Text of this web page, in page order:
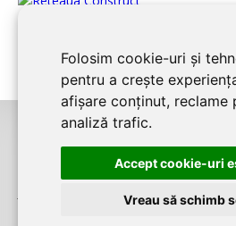
Folosim cookie-uri și
pentru a crește
afișare conținut, reclame
analiză trafic.
Accept cookie-uri
Vreau să schimb
CLUJ CONSTRUCTeste un serviciu de
firme. Proiect digital dezvoltat deLIVE
J12/4191/2006, RO19492087